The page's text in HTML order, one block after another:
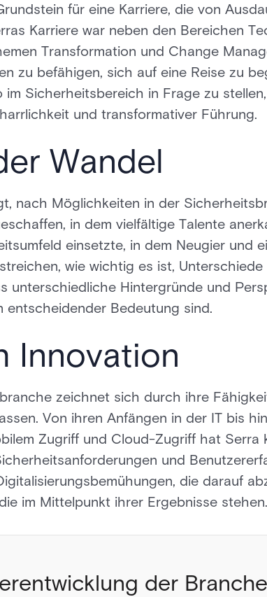
für eine Karriere, die von
Karriere war neben den Bereichen
Transformation und Change
zu befähigen, sich auf eine Reise zu
Sicherheitsbereich in Frage zu
und transformativer Führung.
Wandel
nach Möglichkeiten in der
in dem vielfältige Talente
einsetzte, in dem Neugier und
wie wichtig es ist,
unterschiedliche Hintergründe und
entscheidender Bedeutung sind.
Innovation
zeichnet sich durch ihre
Von ihren Anfängen in der IT bis
Zugriff und Cloud-Zugriff hat Serra
und
die darauf
im Mittelpunkt ihrer Ergebnisse stehen.
der